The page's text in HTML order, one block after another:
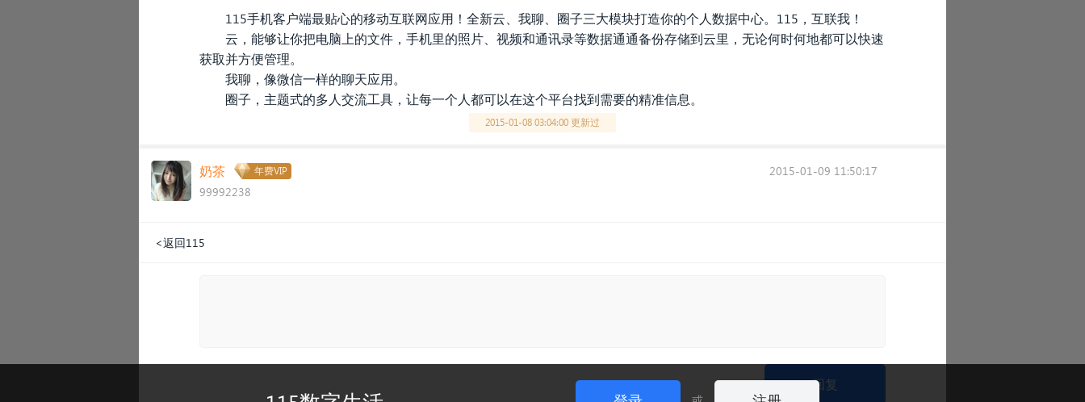
115手机客户端最贴心的移动互联网应用！全新云、我聊、圈子三大模块打造你的个人数据中心。115，互联我！
云，能够让你把电脑上的文件，手机里的照片、视频和通讯录等数据通通备份存储到云里，无论何时何地都可以快速
获取并方便管理。
我聊，像微信一样的聊天应用。
圈子，主题式的多人交流工具，让每一个人都可以在这个平台找到需要的精准信息。
2015-01-08 03:04:00 更新过
奶茶 年费VIP
99992238
2015-01-09 11:50:17
<返回115
回复